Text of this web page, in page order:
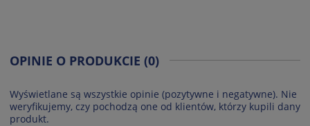
OPINIE O PRODUKCIE (0)
Wyświetlane są wszystkie opinie (pozytywne i negatywne). Nie
weryfikujemy, czy pochodzą one od klientów, którzy kupili dany
produkt.